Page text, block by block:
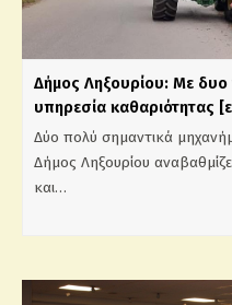
Δήμος Ληξουρίου: Με δυο
υπηρεσία καθαριότητας
Δύο πολύ σημαντικά
Δήμος Ληξουρίου
και…